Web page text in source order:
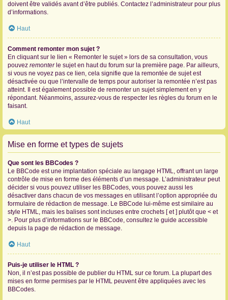
doivent être validés avant d’être publiés. Contactez l’administrateur pour plus
d’informations.
Haut
Comment remonter mon sujet ?
En cliquant sur le lien « Remonter le sujet » lors de sa consultation, vous
pouvez remonterle sujet en haut du forum sur la première page. Par ailleurs,
si vous ne voyez pas ce lien, cela signifie que la remontée de sujet est
désactivée ou que l’intervalle de temps pour autoriser la remontée n’est pas
atteint. Il est également possible de remonter un sujet simplement en y
répondant. Néanmoins, assurez-vous de respecter les règles du forum en le
faisant.
Haut
Mise en forme et types de sujets
Que sont les BBCodes ?
Le BBCode est une implantation spéciale au langage HTML, offrant un large
contrôle de mise en forme des éléments d’un message. L’administrateur peut
décider si vous pouvez utiliser les BBCodes, vous pouvez aussi les
désactiver dans chacun de vos messages en utilisant l’option appropriée du
formulaire de rédaction de message. Le BBCode lui-même est similaire au
style HTML, mais les balises sont incluses entre crochets [ et ] plutôt que < et
>. Pour plus d’informations sur le BBCode, consultez le guide accessible
depuis la page de rédaction de message.
Haut
Puis-je utiliser le HTML ?
Non, il n’est pas possible de publier du HTML sur ce forum. La plupart des
mises en forme permises par le HTML peuvent être appliquées avec les
BBCodes.